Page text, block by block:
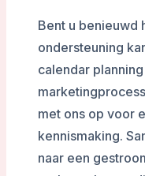
Bent u benieuwd
ondersteuning
calendar
met ons op voor
kennismaking.
naar een